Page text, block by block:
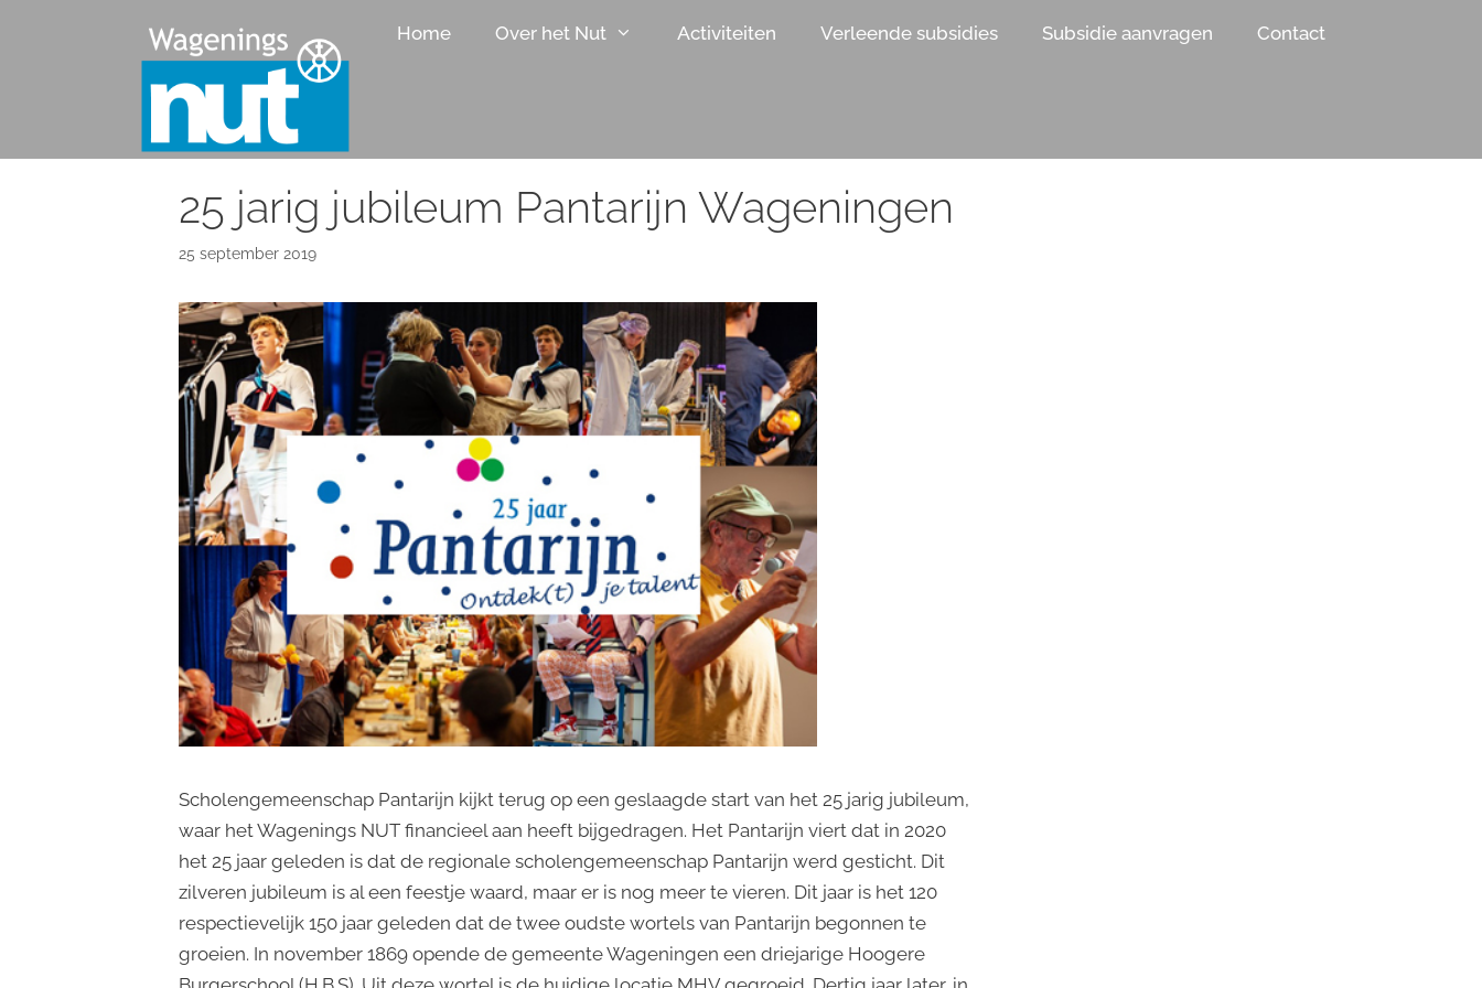
Home Over het Nut Activiteiten Verleende subsidies Subsidie aanvragen Contact
25 jarig jubileum Pantarijn Wageningen
25 september 2019
Scholengemeenschap Pantarijn kijkt terug op een geslaagde start van het 25 jarig jubileum,
waar het Wagenings NUT financieel aan heeft bijgedragen. Het Pantarijn viert dat in 2020
het 25 jaar geleden is dat de regionale scholengemeenschap Pantarijn werd gesticht. Dit
zilveren jubileum is al een feestje waard, maar er is nog meer te vieren. Dit jaar is het 120
respectievelijk 150 jaar geleden dat de twee oudste wortels van Pantarijn begonnen te
groeien. In november 1869 opende de gemeente Wageningen een driejarige Hoogere